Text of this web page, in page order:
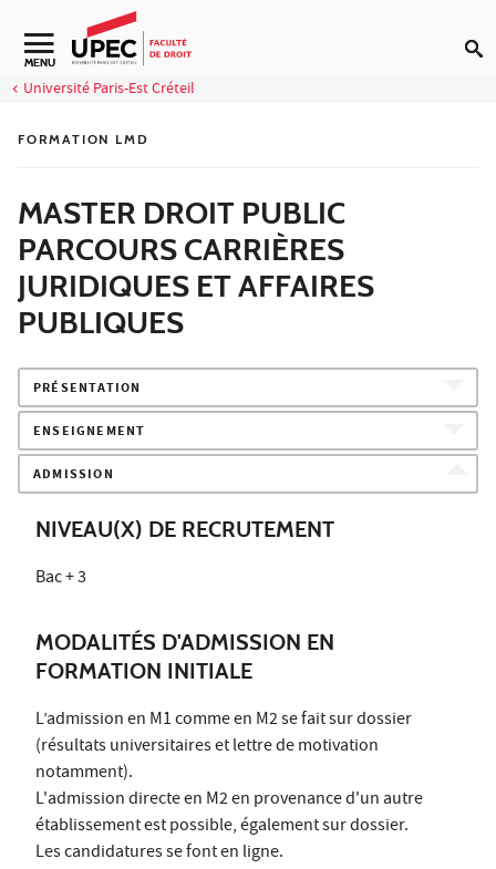
Aller au contenu
Navigation secondaire
MENU
Université Paris-Est Créteil
FORMATION LMD
MASTER DROIT PUBLIC
PARCOURS CARRIÈRES
JURIDIQUES ET AFFAIRES
PUBLIQUES
PRÉSENTATION
ENSEIGNEMENT
ADMISSION
NIVEAU(X) DE RECRUTEMENT
Bac + 3
MODALITÉS D'ADMISSION EN
FORMATION INITIALE
L’admission en M1 comme en M2 se fait sur dossier
(résultats universitaires et lettre de motivation
notamment).
L'admission directe en M2 en provenance d'un autre
établissement est possible, également sur dossier.
Les candidatures se font en ligne.